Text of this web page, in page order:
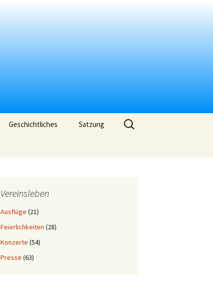
Geschichtliches Satzung
Suchen
nach:
Vereinsleben
Ausflüge (21)
Feierlichkeiten (28)
Konzerte (54)
Presse (63)